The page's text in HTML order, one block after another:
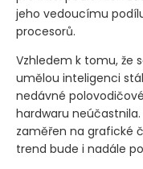
jeho vedoucímu
procesorů.
Vzhledem k tomu, že
umělou inteligenci
nedávné
hardwaru
zaměřen na grafické
trend bude i nadále